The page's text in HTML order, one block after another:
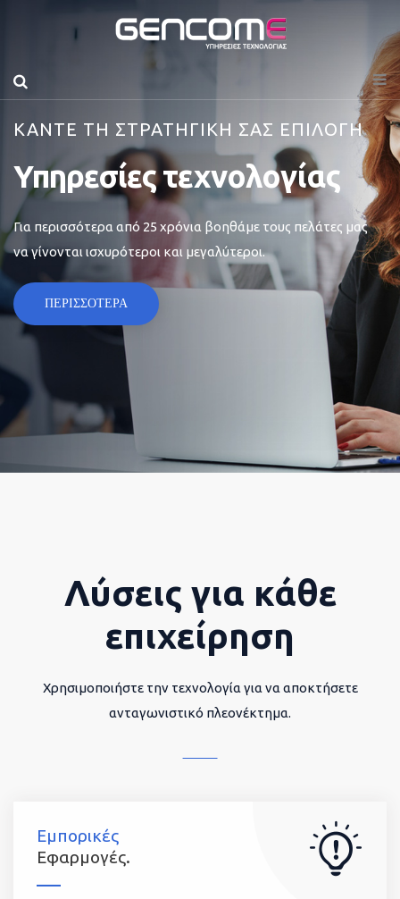
ΚΑΝΤΕ ΤΗ ΣΤΡΑΤΗΓΙΚΗ ΣΑΣ ΕΠΙΛΟΓΗ
Υπηρεσίες τεχνολογίας
Για περισσότερα από 25 χρόνια βοηθάμε τους πελάτες μας
να γίνονται ισχυρότεροι και μεγαλύτεροι.
ΠΕΡΙΣΣΟΤΕΡΑ
Λύσεις για κάθε
επιχείρηση
Χρησιμοποιήστε την τεχνολογία για να αποκτήσετε
ανταγωνιστικό πλεονέκτημα.
Εμπορικές
Εφαρμογές.